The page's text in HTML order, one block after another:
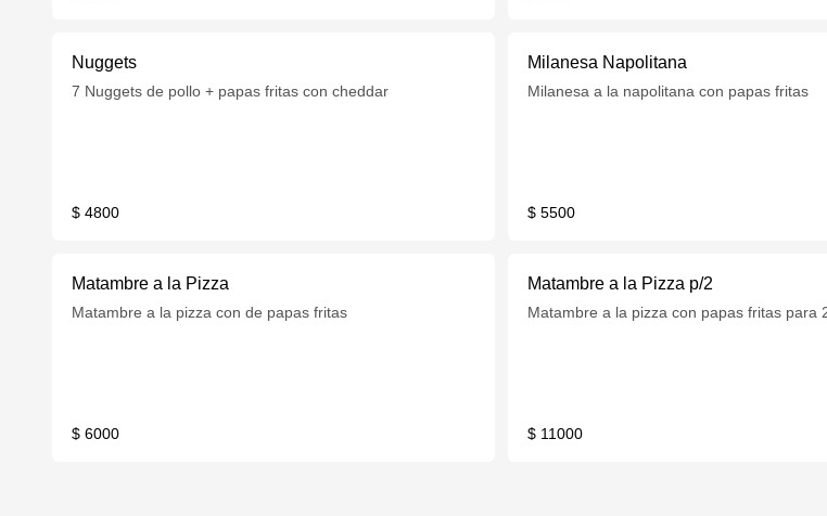
Nuggets
7 Nuggets de pollo + papas fritas con cheddar
$ 4800
Milanesa Napolitana
Milanesa a la napolitana con papas fritas
$ 5500
Matambre a la Pizza
Matambre a la pizza con de papas fritas
$ 6000
Matambre a la Pizza p/2
Matambre a la pizza con papas fritas para
$ 11000